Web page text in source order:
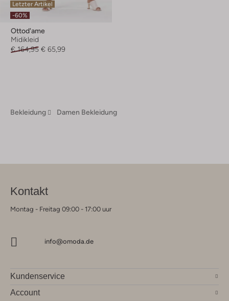
Letzter Artikel
-60%
Ottod'ame
Midikleid
€ 164,95 € 65,99
Bekleidung Damen Bekleidung
Kontakt
Montag - Freitag 09:00 - 17:00 uur
info@omoda.de
Kundenservice
Account